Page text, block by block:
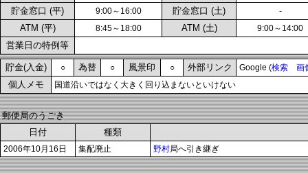
貯金窓口 (平) 9:00～16:00 貯金窓口 (土) -
ATM (平) 8:45～18:00 ATM (土) 9:00～14:00
営業日の特例等
貯金(入金) ○ 為替 ○ 風景印 ○ 外部リンク Google (検索 画
個人メモ 国道沿いではなく大きく回り込まないといけない
郵便局のうごき
日付
種類
2006年10月16日 集配廃止 野村局へ引き継ぎ